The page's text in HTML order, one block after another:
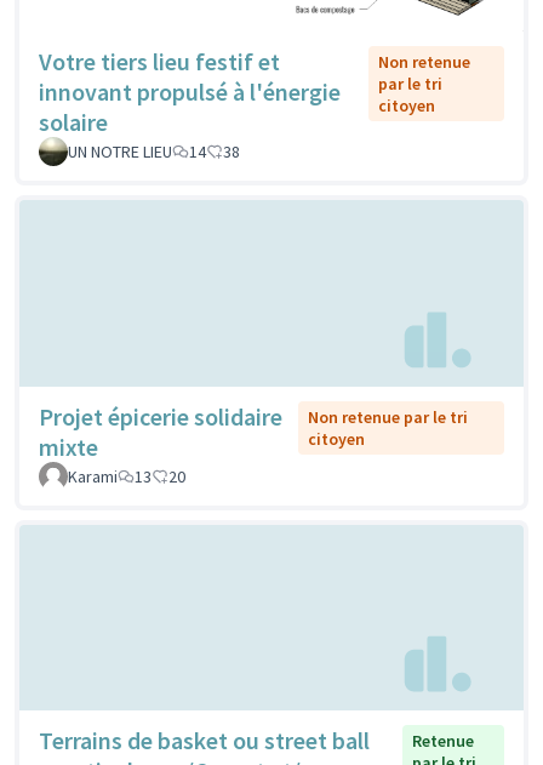
Votre tiers lieu festif et
innovant propulsé à l'énergie
solaire
Non retenue
par le tri
citoyen
UN NOTRE LIEU 14 38
Projet épicerie solidaire
mixte
Non retenue par le tri
citoyen
Karami
13 20
Terrains de basket ou street ball
Retenue